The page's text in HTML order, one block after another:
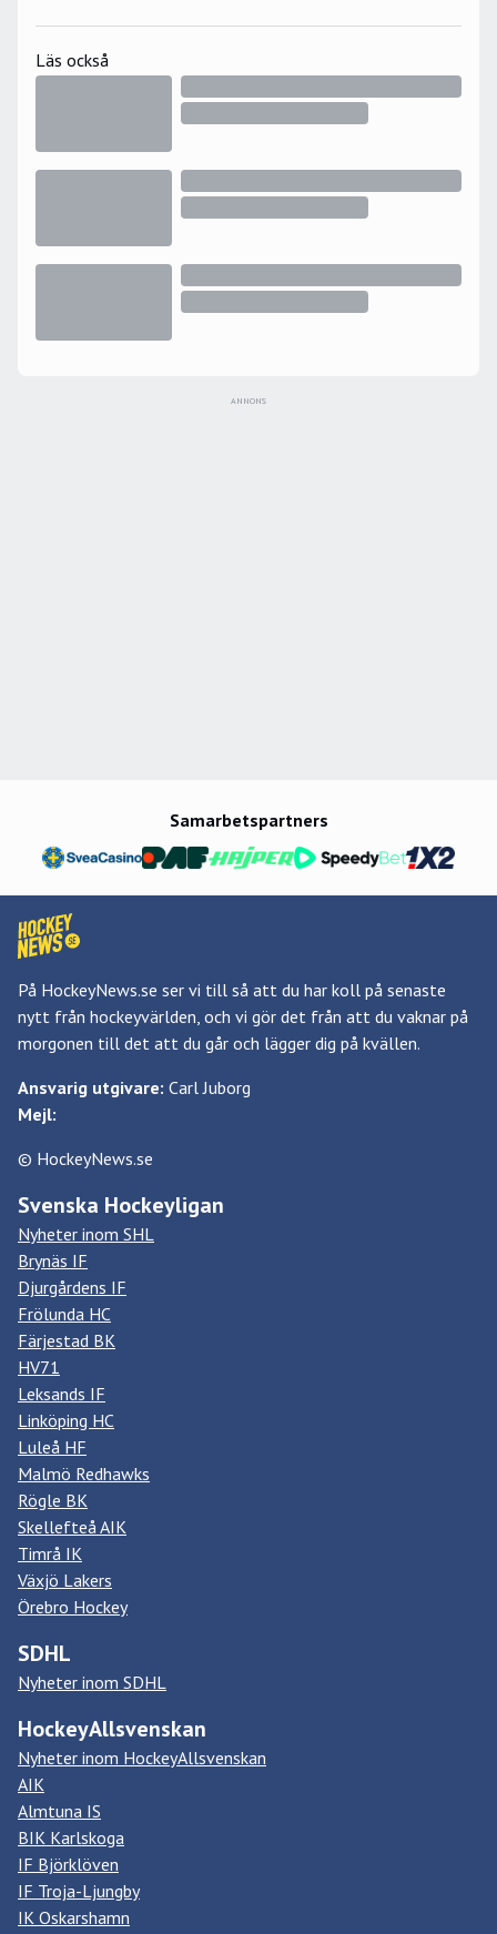
Läs också
ANNONS
Samarbetspartners
På HockeyNews.se ser vi till så att du har koll på senaste
nytt från hockeyvärlden, och vi gör det från att du vaknar på
morgonen till det att du går och lägger dig på kvällen.
Ansvarig utgivare: Carl Juborg
Mejl:
© HockeyNews.se
Svenska Hockeyligan
Nyheter inom SHL
Brynäs IF
Djurgårdens IF
Frölunda HC
Färjestad BK
HV71
Leksands IF
Linköping HC
Luleå HF
Malmö Redhawks
Rögle BK
Skellefteå AIK
Timrå IK
Växjö Lakers
Örebro Hockey
SDHL
Nyheter inom SDHL
HockeyAllsvenskan
Nyheter inom HockeyAllsvenskan
AIK
Almtuna IS
BIK Karlskoga
IF Björklöven
IF Troja-Ljungby
IK Oskarshamn